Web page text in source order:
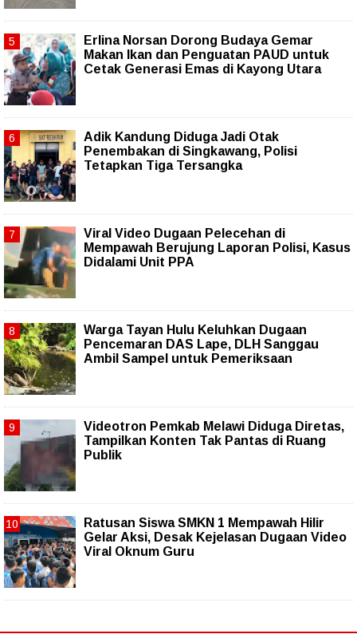
Erlina Norsan Dorong Budaya Gemar
Makan Ikan dan Penguatan PAUD untuk
Cetak Generasi Emas di Kayong Utara
Adik Kandung Diduga Jadi Otak
Penembakan di Singkawang, Polisi
Tetapkan Tiga Tersangka
Viral Video Dugaan Pelecehan di
Mempawah Berujung Laporan Polisi, Kasus
Didalami Unit PPA
Warga Tayan Hulu Keluhkan Dugaan
Pencemaran DAS Lape, DLH Sanggau
Ambil Sampel untuk Pemeriksaan
Videotron Pemkab Melawi Diduga Diretas,
Tampilkan Konten Tak Pantas di Ruang
Publik
Ratusan Siswa SMKN 1 Mempawah Hilir
Gelar Aksi, Desak Kejelasan Dugaan Video
Viral Oknum Guru